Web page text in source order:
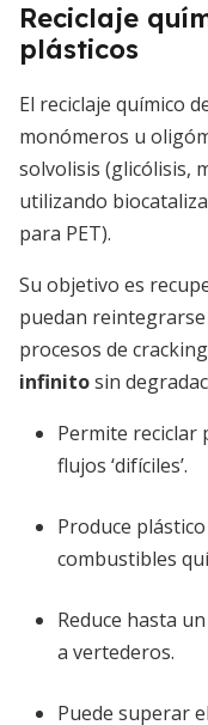
Reciclaje
plásticos
El reciclaje químico
monómeros u
solvolisis (glicólisis,
utilizando
para PET).
Su objetivo es
puedan
procesos de
infinitosin
Permite reciclar
flujos ‘difíciles’.
Produce
combustibles
Reduce hasta
a vertederos.
Puede superar